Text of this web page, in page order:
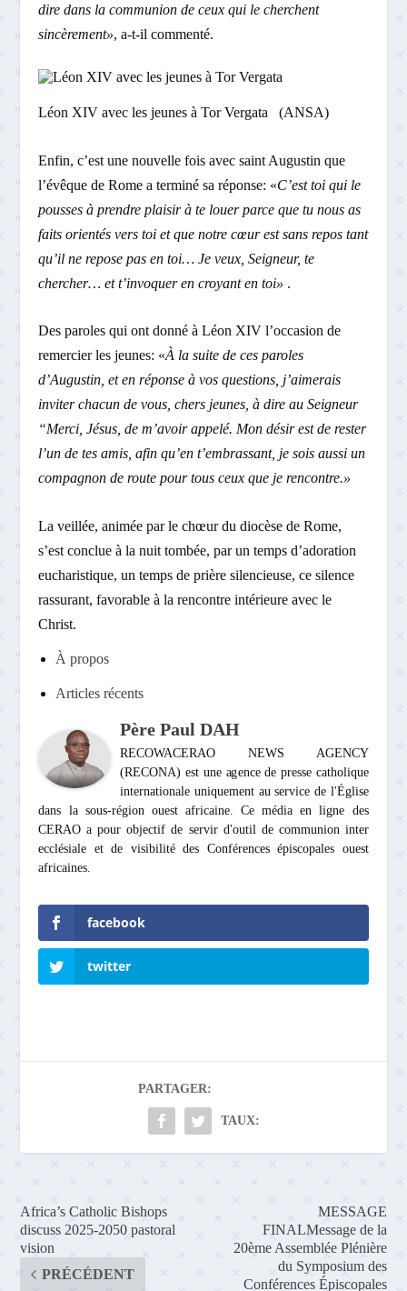
dire dans la communion de ceux qui le cherchent
sincèrement», a-t-il commenté.
Léon XIV avec les jeunes à Tor Vergata (ANSA)
Enfin, c’est une nouvelle fois avec saint Augustin que
l’évêque de Rome a terminé sa réponse: «C’est toi qui le
pousses à prendre plaisir à te louer parce que tu nous as
faits orientés vers toi et que notre cœur est sans repos tant
qu’il ne repose pas en toi… Je veux, Seigneur, te
chercher… et t’invoquer en croyant en toi» .
Des paroles qui ont donné à Léon XIV l’occasion de
remercier les jeunes: «À la suite de ces paroles
d’Augustin, et en réponse à vos questions, j’aimerais
inviter chacun de vous, chers jeunes, à dire au Seigneur
“Merci, Jésus, de m’avoir appelé. Mon désir est de rester
l’un de tes amis, afin qu’en t’embrassant, je sois aussi un
compagnon de route pour tous ceux que je rencontre.»
La veillée, animée par le chœur du diocèse de Rome,
s’est conclue à la nuit tombée, par un temps d’adoration
eucharistique, un temps de prière silencieuse, ce silence
rassurant, favorable à la rencontre intérieure avec le
Christ.
À propos
Articles récents
Père Paul DAH
RECOWACERAO NEWS AGENCY
(RECONA) est une agence de presse catholique
internationale uniquement au service de l'Église
dans la sous-région ouest africaine. Ce média en ligne des
CERAO a pour objectif de servir d'outil de communion inter
ecclésiale et de visibilité des Conférences épiscopales ouest
africaines.
facebook
twitter
PARTAGER:
TAUX:
Africa’s Catholic Bishops
discuss 2025-2050 pastoral
vision
PRÉCÉDENT
MESSAGE
FINALMessage de la
20ème Assemblée Plénière
du Symposium des
Conférences Épiscopales